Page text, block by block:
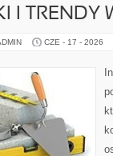
I TRENDY
CZE - 17 - 2026